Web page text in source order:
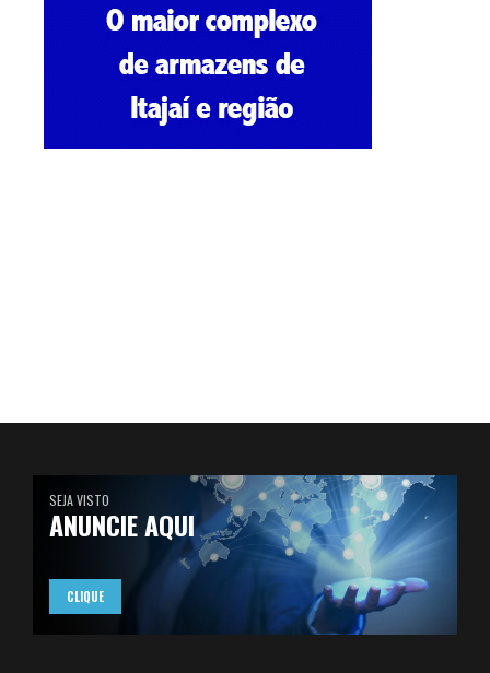
SEJA VISTO
ANUNCIE AQUI
CLIQUE